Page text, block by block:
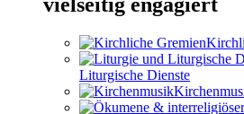
Liturgische Dienste